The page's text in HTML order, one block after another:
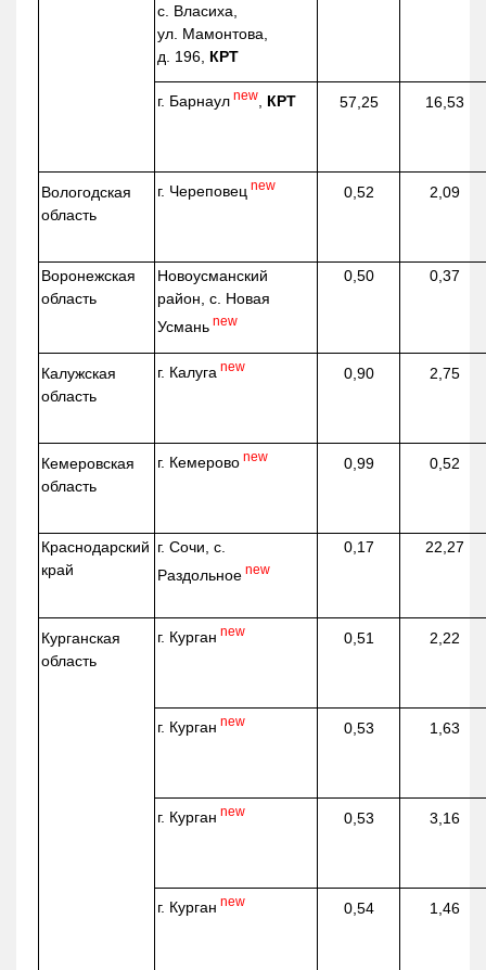
с. Власиха,
ул. Мамонтова,
д. 196, КРТ
г. Барнаул new, КРТ 57,25 16,53
Вологодская
область
г. Череповец new 0,52 2,09
Воронежская
область
Новоусманский
район, с. Новая
Усмань new
0,50 0,37
Калужская
область
г. Калуга new 0,90 2,75
Кемеровская
область
г. Кемерово new 0,99 0,52
Краснодарский
край
г. Сочи, с.
Раздольное new
0,17 22,27
Курганская
область
г. Курган new 0,51 2,22
г. Курган new 0,53 1,63
г. Курган new 0,53 3,16
г. Курган new 0,54 1,46